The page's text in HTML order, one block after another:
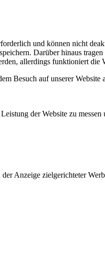
und können nicht
Darüber hinaus
allerdings funktioniert
Besuch auf unserer
der Website zu
Anzeige zielgerichteter